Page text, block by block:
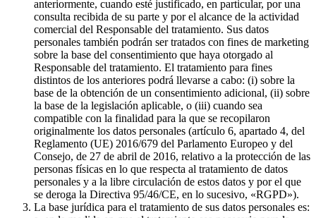
anteriormente, cuando esté justificado, en particular, por una
consulta recibida de su parte y por el alcance de la actividad
comercial del Responsable del tratamiento. Sus datos
personales también podrán ser tratados con fines de marketing
sobre la base del consentimiento que haya otorgado al
Responsable del tratamiento. El tratamiento para fines
distintos de los anteriores podrá llevarse a cabo: (i) sobre la
base de la obtención de un consentimiento adicional, (ii) sobre
la base de la legislación aplicable, o (iii) cuando sea
compatible con la finalidad para la que se recopilaron
originalmente los datos personales (artículo 6, apartado 4, del
Reglamento (UE) 2016/679 del Parlamento Europeo y del
Consejo, de 27 de abril de 2016, relativo a la protección de las
personas físicas en lo que respecta al tratamiento de datos
personales y a la libre circulación de estos datos y por el que
se deroga la Directiva 95/46/CE, en lo sucesivo, «RGPD»).
La base jurídica para el tratamiento de sus datos personales es: